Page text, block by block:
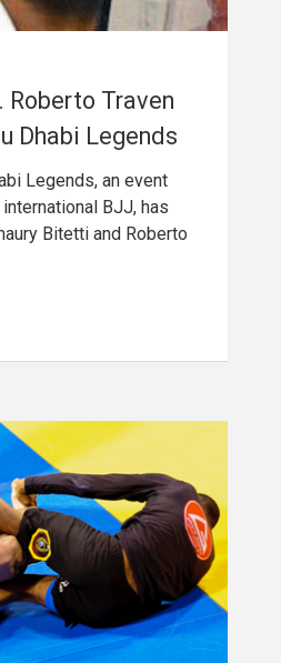
Traven
Dhabi Legends
Legends, an event
BJJ, has
Bitetti and Roberto